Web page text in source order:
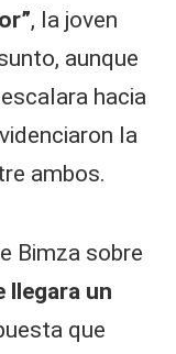
, la joven
aunque
hacia
la
ambos.
Bimza sobre
llegara un
que